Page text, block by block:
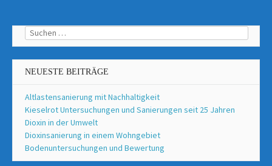
Suchen
nach:
NEUESTE BEITRÄGE
Altlastensanierung mit Nachhaltigkeit
Kieselrot Untersuchungen und Sanierungen seit 25 Jahren
Dioxin in der Umwelt
Dioxinsanierung in einem Wohngebiet
Bodenuntersuchungen und Bewertung